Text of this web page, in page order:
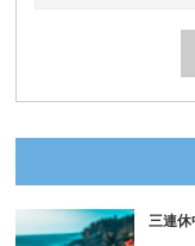
三連